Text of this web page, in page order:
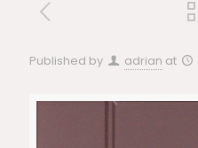
Published by adrian at